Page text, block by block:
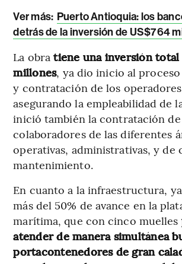
Ver más: Puerto Antioquia: los
detrás de la inversión de US$764
La obra tiene una inversión total
millones, ya dio inicio al
y contratación de los
asegurando la empleabilidad de
inició también la contratación
colaboradores de las diferentes
operativas, administrativas, y de
mantenimiento.
En cuanto a la infraestructura,
más del 50% de avance en la
marítima, que con cinco muelles
atender de manera simultánea
portacontenedores de gran